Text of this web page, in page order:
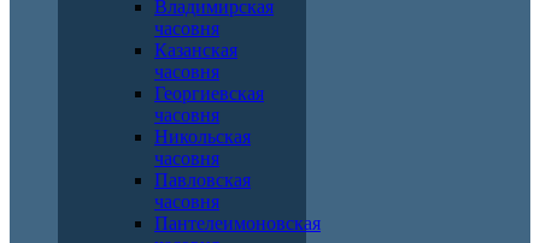
Владимирская
часовня
Казанская
часовня
Георгиевская
часовня
Никольская
часовня
Павловская
часовня
Пантелеимоновская